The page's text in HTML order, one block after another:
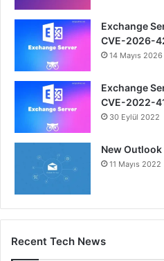
Exchange
CVE-2026-
14 Mayıs 2026
Exchange
CVE-2022-
30 Eylül 2022
New Outlook
11 Mayıs 2022
Recent Tech News